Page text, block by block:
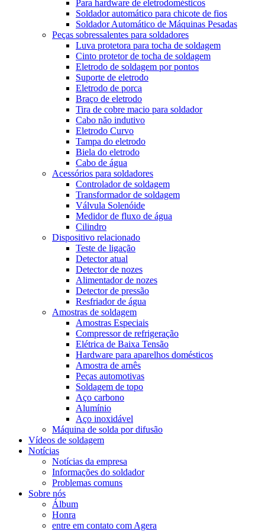
Para hardware de eletrodomésticos
Soldador automático para chicote de fios
Soldador Automático de Máquinas Pesadas
Peças sobressalentes para soldadores
Luva protetora para tocha de soldagem
Cinto protetor de tocha de soldagem
Eletrodo de soldagem por pontos
Suporte de eletrodo
Eletrodo de porca
Braço de eletrodo
Tira de cobre macio para soldador
Cabo não indutivo
Eletrodo Curvo
Tampa do eletrodo
Biela do eletrodo
Cabo de água
Acessórios para soldadores
Controlador de soldagem
Transformador de soldagem
Válvula Solenóide
Medidor de fluxo de água
Cilindro
Dispositivo relacionado
Teste de ligação
Detector atual
Detector de nozes
Alimentador de nozes
Detector de pressão
Resfriador de água
Amostras de soldagem
Amostras Especiais
Compressor de refrigeração
Elétrica de Baixa Tensão
Hardware para aparelhos domésticos
Amostra de arnês
Peças automotivas
Soldagem de topo
Aço carbono
Alumínio
Aço inoxidável
Máquina de solda por difusão
Vídeos de soldagem
Notícias
Notícias da empresa
Informações do soldador
Problemas comuns
Sobre nós
Álbum
Honra
entre em contato com Agera